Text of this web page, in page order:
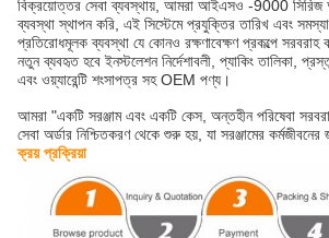
বিক্রয়োত্তর সেবা ব্যবস্থায়, আমরা আইএসও -9000 সিরিজ
ব্যবস্থা স্থাপন করি, এই সিস্টেমে প্রযুক্তির তারিখ এবং
প্রতিরোধমূলক ব্যবস্থা যে কোনও রক্ষণাবেক্ষণ প্রকল্পে সরবরাহ
নতুন ব্যবহৃত হবে ইনস্টলেশন নির্দেশাবলী, প্যাকিং তালিকা,
এবং ওয়্যারেন্টি শংসাপত্র সহ OEM পণ্য।
আমরা "একটি সরঞ্জাম এবং একটি কেস, অন্তহীন পরিষেবা
সেবা অর্ডার নিশ্চিতকরণ থেকে শুরু হয়, যা সরঞ্জামের
ক্রয় প্রক্রিয়া